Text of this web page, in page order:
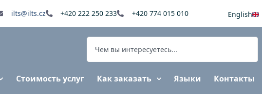
ilts@ilts.cz +420 222 250 233 +420 774 015 010 English
Стоимость услуг Как заказать Языки Контакты